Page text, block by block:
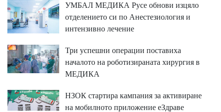
УМБАЛ МЕДИКА Русе обнови изцяло
отделението си по Анестезиология и
интензивно лечение
Три успешни операции поставиха
началото на роботизираната хирургия в
МЕДИКА
НЗОК стартира кампания за активиране
на мобилното приложение еЗдраве